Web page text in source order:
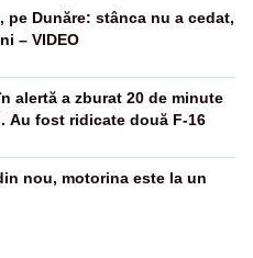
pe Dunăre: stânca nu a cedat,
– VIDEO
alertă a zburat 20 de minute
Au fost ridicate două F-16
nou, motorina este la un